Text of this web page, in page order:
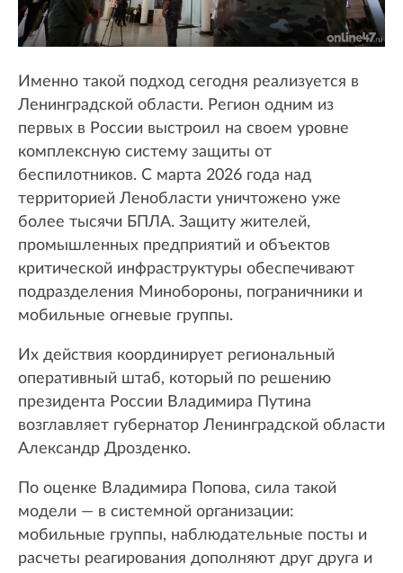
Именно такой подход сегодня реализуется в
Ленинградской области. Регион одним из
первых в России выстроил на своем уровне
комплексную систему защиты от
беспилотников. С марта 2026 года над
территорией Ленобласти уничтожено уже
более тысячи БПЛА. Защиту жителей,
промышленных предприятий и объектов
критической инфраструктуры обеспечивают
подразделения Минобороны, пограничники и
мобильные огневые группы.
Их действия координирует региональный
оперативный штаб, который по решению
президента России Владимира Путина
возглавляет губернатор Ленинградской области
Александр Дрозденко.
По оценке Владимира Попова, сила такой
модели — в системной организации:
мобильные группы, наблюдательные посты и
расчеты реагирования дополняют друг друга и